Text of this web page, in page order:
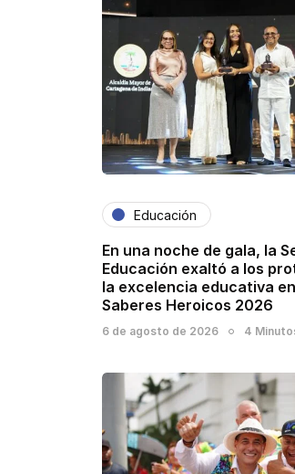
Educación
En una noche de gala, la
Educación exaltó a los
la excelencia educativa
Saberes Heroicos 2026
6 de agosto de 2026 4